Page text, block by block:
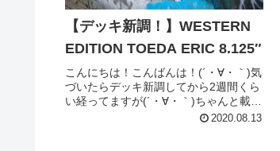
【デッキ新調！】WESTERN
EDITION TOEDA ERIC 8.125″
こんにちは！こんばんは！(´・∀・｀)気
づいたらデッキ新調してから2週間くら
い経ってますが(´・∀・｀)ちゃんと載せ
ておきたいので(自分的に)今更なんです
2020.08.13